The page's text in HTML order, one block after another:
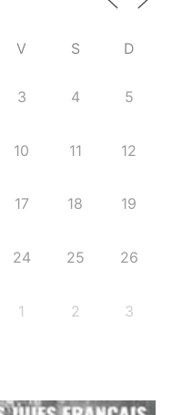
V S D
3 4 5
10 11 12
17 18 19
24 25 26
1 2 3